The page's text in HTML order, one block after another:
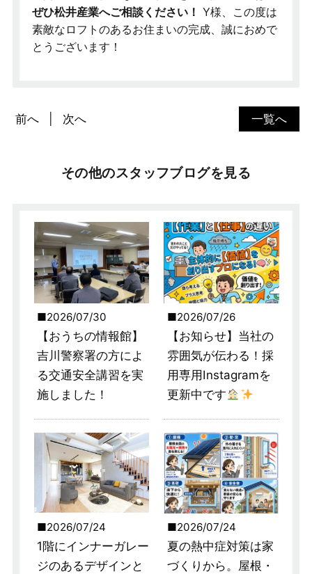
ぜひ松井産業へご相談ください！ Y様、この度は
素敵なロフトのあるお住まいの完成、誠におめで
とうございます！
一覧へ
前へ 次へ
その他のスタッフブログを見る
2026/07/30
【おうちの情報館】
吉川警察署の方によ
る交通安全講習を実
施しました！
2026/07/26
【お知らせ】当社の
雰囲気が伝わる！採
用専用Instagramを
更新中です
2026/07/24
1階にインナーガレー
ジのあるデザインと
2026/07/24
夏の熱中症対策は家
づくりから。屋根・